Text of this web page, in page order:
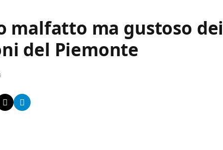
malfatto ma gustoso dei
del Piemonte